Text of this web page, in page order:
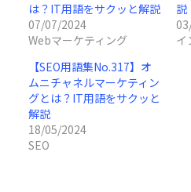
は？IT用語をサクッと解説
07/07/2024
Webマーケティング
説
イ
【SEO用語集No.317】オ
ムニチャネルマーケティン
グとは？IT用語をサクッと
解説
18/05/2024
SEO